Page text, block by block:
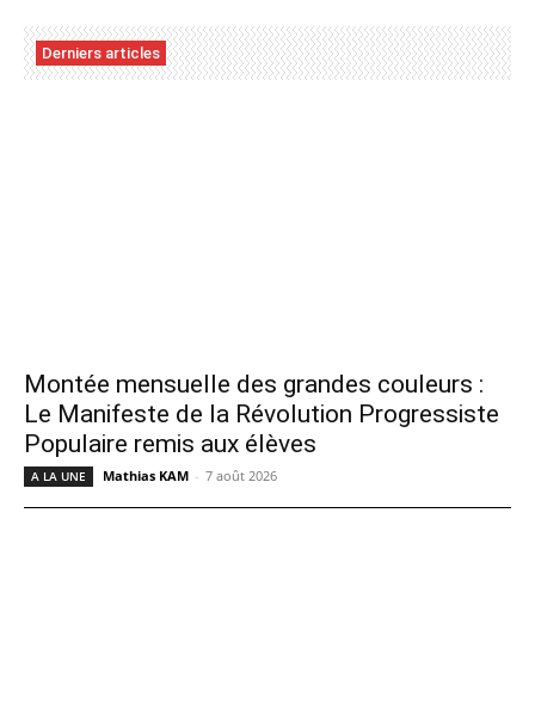
Derniers articles
Montée mensuelle des grandes couleurs :
Le Manifeste de la Révolution Progressiste
Populaire remis aux élèves
A LA UNE Mathias KAM - 7 août 2026